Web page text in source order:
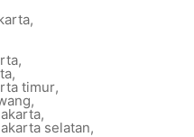
,
,
,
timur,
,
,
selatan,